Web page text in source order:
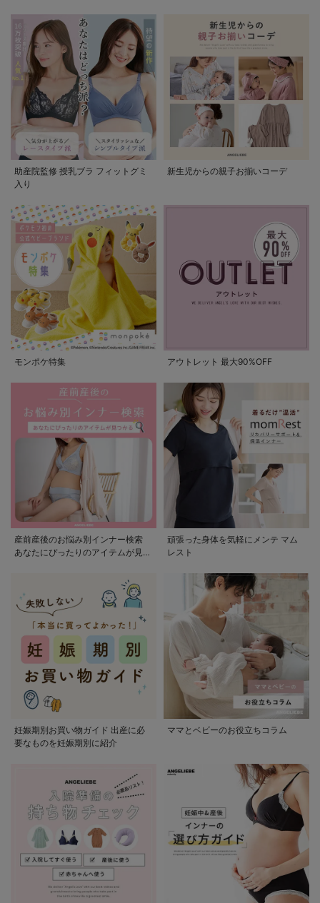
助産院監修 授乳ブラ フィットグミ
入り
新生児からの親子お揃いコーデ
モンポケ特集 アウトレット 最大90%OFF
産前産後のお悩み別インナー検索
あなたにぴったりのアイテムが見つ
頑張った身体を気軽にメンテ マム
レスト
妊娠期別お買い物ガイド 出産に必
要なものを妊娠期別に紹介
ママとベビーのお役立ちコラム